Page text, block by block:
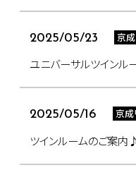
2025/05/23 京
ユニバーサルツインル
2025/05/16 京成
ツインルームのご案内♪